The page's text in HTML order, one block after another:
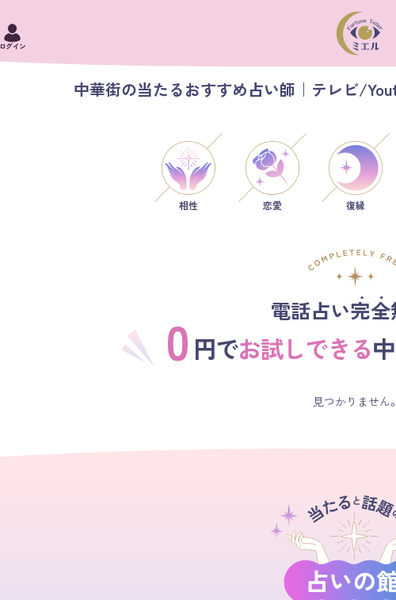
ログイン
中華街の当たるおすすめ占い師｜テレビ/
相性 恋愛 復縁
電話占い完全
0 円でお試しできる
見つかりません。